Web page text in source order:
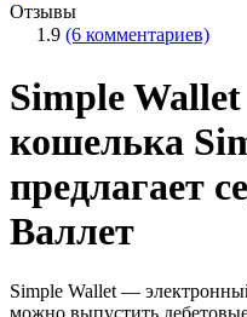
Отзывы
1.9 (6 комментариев)
Simple
кошелька
предлагает
Валлет
Simple Wallet —
можно выпустить